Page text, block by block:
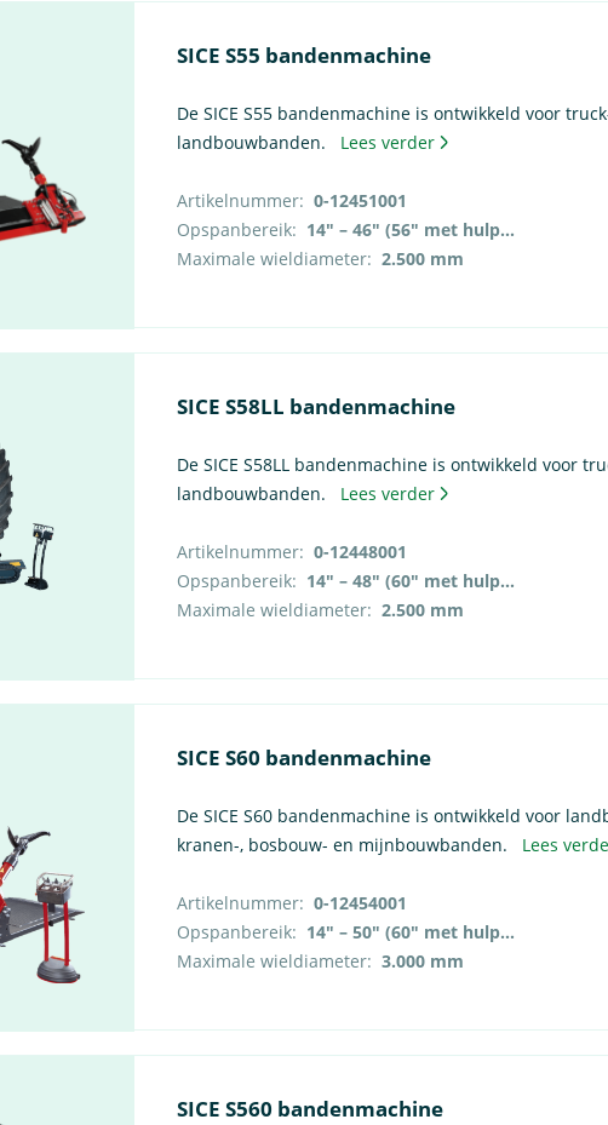
SICE S55 bandenmachine
De SICE S55 bandenmachine is ontwikkeld voor
landbouwbanden. Lees verder
Artikelnummer: 0-12451001
Opspanbereik:
14″ – 46″ (56″ met hulpstukken)
Maximale wieldiameter: 2.500 mm
SICE S58LL bandenmachine
De SICE S58LL bandenmachine is ontwikkeld voor
landbouwbanden. Lees verder
Artikelnummer: 0-12448001
Opspanbereik:
14″ – 48″ (60″ met hulpstukken)
Maximale wieldiameter: 2.500 mm
SICE S60 bandenmachine
De SICE S60 bandenmachine is ontwikkeld voor
kranen-, bosbouw- en mijnbouwbanden. Lees
Artikelnummer: 0-12454001
Opspanbereik:
14″ – 50″ (60″ met hulpstukken)
Maximale wieldiameter: 3.000 mm
SICE S560 bandenmachine